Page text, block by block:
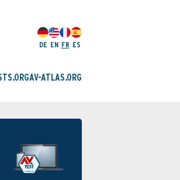
DE EN FR ES
AV-ATLAS.ORG